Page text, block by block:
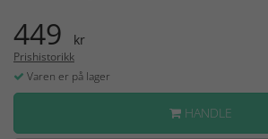
449 kr
Prishistorikk
Varen er på lager
HANDLE